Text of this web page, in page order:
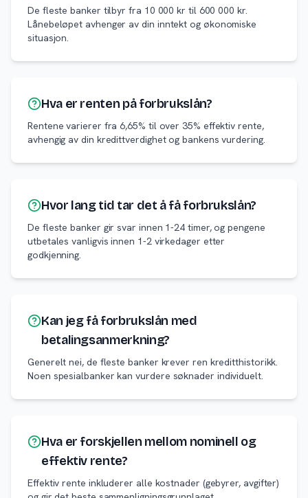
De fleste banker tilbyr fra 10 000 kr til 600 000 kr.
Lånebeløpet avhenger av din inntekt og økonomiske
situasjon.
Hva er renten på forbrukslån?
Rentene varierer fra 6,65% til over 35% effektiv rente,
avhengig av din kredittverdighet og bankens vurdering.
Hvor lang tid tar det å få forbrukslån?
De fleste banker gir svar innen 1-24 timer, og pengene
utbetales vanligvis innen 1-2 virkedager etter
godkjenning.
Kan jeg få forbrukslån med
betalingsanmerkning?
Generelt nei, de fleste banker krever ren kreditthistorikk.
Noen spesialbanker kan vurdere søknader individuelt.
Hva er forskjellen mellom nominell og
effektiv rente?
Effektiv rente inkluderer alle kostnader (gebyrer, avgifter)